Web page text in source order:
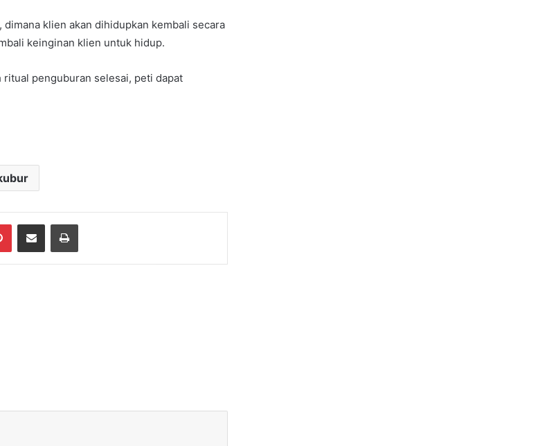
klien akan dihidupkan kembali secara
keinginan klien untuk hidup.
penguburan selesai, peti dapat
PinterestShare via Email Print